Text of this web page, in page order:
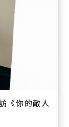
《你的敵人